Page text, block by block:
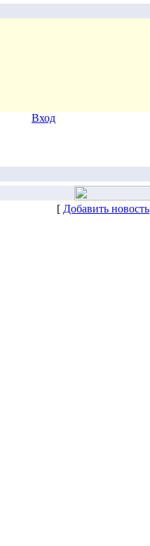
Вход
[ Добавить новость